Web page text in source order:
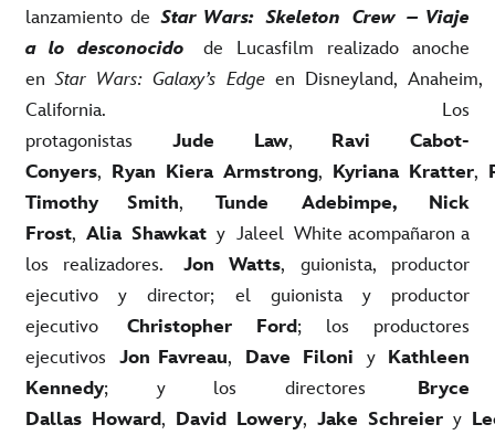
lanzamiento de Star Wars: Skeleton Crew – Viaje
a lo desconocido
de Lucasfilm realizado anoche
en Star Wars: Galaxy’s Edge en Disneyland, Anaheim,
California. Los
protagonistas
Jude Law, Ravi
Cabot-
Conyers, Ryan Kiera Armstrong, Kyriana Kratter,
Timothy Smith, Tunde Adebimpe,
Nick
Frost, Alia Shawkat y Jaleel White acompañaron a
los realizadores.
Jon Watts, guionista, productor
ejecutivo y director; el guionista y productor
ejecutivo
Christopher Ford; los productores
ejecutivos
Jon Favreau, Dave Filoni y
Kathleen
Kennedy; y los directores
Bryce
Dallas Howard, David Lowery, Jake Schreier y